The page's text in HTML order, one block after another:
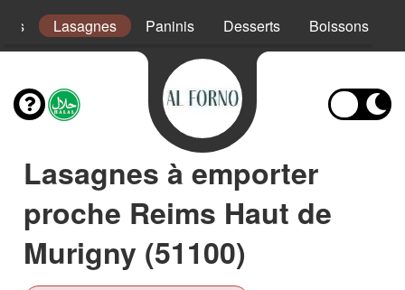
Lasagnes Paninis Desserts Boissons
Lasagnes à emporter
proche Reims Haut de
Murigny (51100)